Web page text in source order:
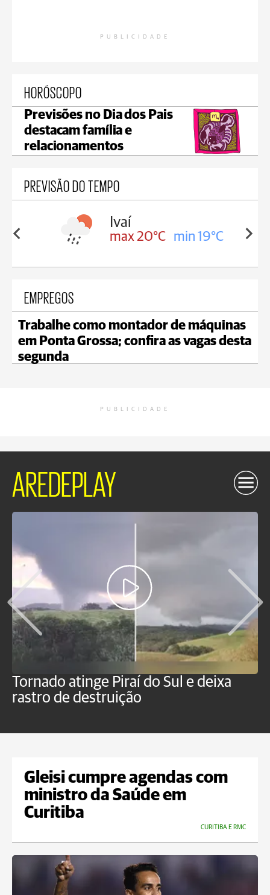
PUBLICIDADE
HORÓSCOPO
Previsões no Dia dos Pais
destacam família e
relacionamentos
PREVISÃO DO TEMPO
17°C
Ivaí
max 20°C min 19°C
EMPREGOS
Trabalhe como montador de máquinas
em Ponta Grossa; confira as vagas desta
segunda
PUBLICIDADE
AREDEPLAY
Tornado atinge Piraí do Sul e deixa
rastro de destruição
Gleisi cumpre agendas com
ministro da Saúde em
Curitiba
CURITIBA E RMC